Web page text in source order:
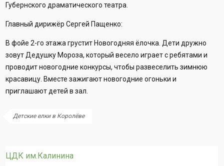
Губернского драматического театра.
Главный дирижёр Сергей Пащенко:
В фойе 2-го этажа грустит Новогодняя ёлочка. Дети дружно
зовут Дедушку Мороза, который весело играет с ребятами и
проводит новогодние конкурсы, чтобы развеселить зимнюю
красавицу. Вместе зажигают новогодние огоньки и
приглашают детей в зал.
Детские елки в Королёве
ЦДК им.Калинина